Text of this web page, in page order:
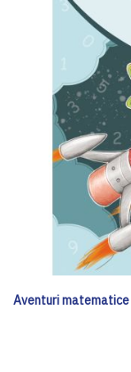
Aventuri